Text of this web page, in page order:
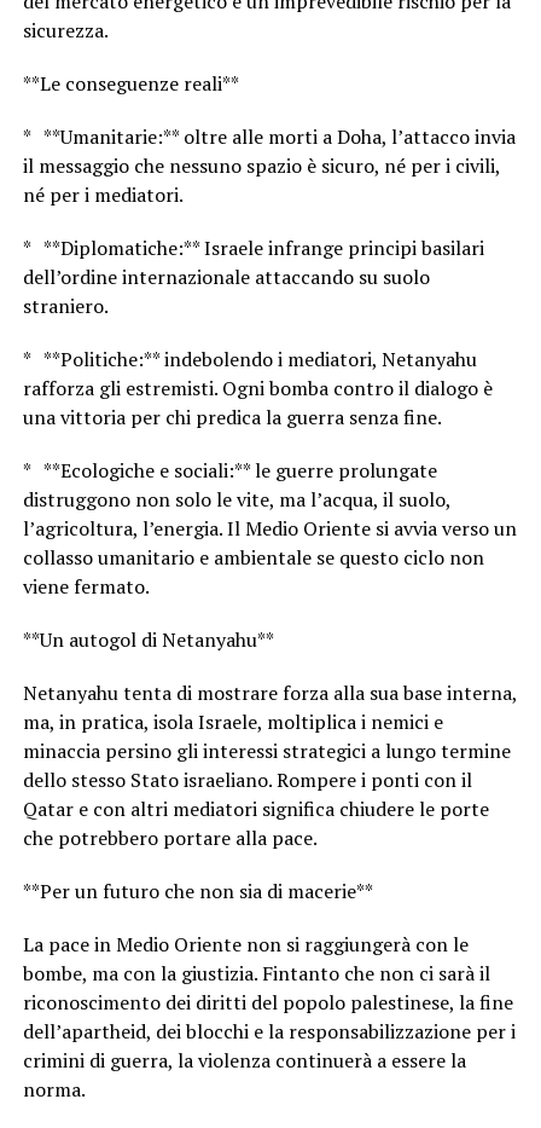
sicurezza.
**Le conseguenze reali**
* **Umanitarie:** oltre alle morti a Doha, l’attacco invia
il messaggio che nessuno spazio è sicuro, né per i civili,
né per i mediatori.
* **Diplomatiche:** Israele infrange principi basilari
dell’ordine internazionale attaccando su suolo
straniero.
* **Politiche:** indebolendo i mediatori, Netanyahu
rafforza gli estremisti. Ogni bomba contro il dialogo è
una vittoria per chi predica la guerra senza fine.
* **Ecologiche e sociali:** le guerre prolungate
distruggono non solo le vite, ma l’acqua, il suolo,
l’agricoltura, l’energia. Il Medio Oriente si avvia verso un
collasso umanitario e ambientale se questo ciclo non
viene fermato.
**Un autogol di Netanyahu**
Netanyahu tenta di mostrare forza alla sua base interna,
ma, in pratica, isola Israele, moltiplica i nemici e
minaccia persino gli interessi strategici a lungo termine
dello stesso Stato israeliano. Rompere i ponti con il
Qatar e con altri mediatori significa chiudere le porte
che potrebbero portare alla pace.
**Per un futuro che non sia di macerie**
La pace in Medio Oriente non si raggiungerà con le
bombe, ma con la giustizia. Fintanto che non ci sarà il
riconoscimento dei diritti del popolo palestinese, la fine
dell’apartheid, dei blocchi e la responsabilizzazione per i
crimini di guerra, la violenza continuerà a essere la
norma.